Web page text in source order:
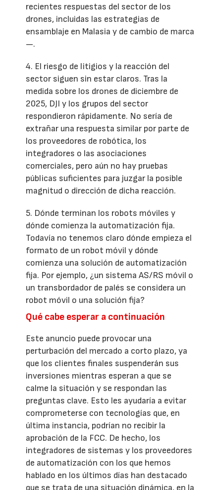
recientes respuestas del sector de los
drones, incluidas las estrategias de
ensamblaje en Malasia y de cambio de marca
—.
4. El riesgo de litigios y la reacción del
sector siguen sin estar claros. Tras la
medida sobre los drones de diciembre de
2025, DJI y los grupos del sector
respondieron rápidamente. No sería de
extrañar una respuesta similar por parte de
los proveedores de robótica, los
integradores o las asociaciones
comerciales, pero aún no hay pruebas
públicas suficientes para juzgar la posible
magnitud o dirección de dicha reacción.
5. Dónde terminan los robots móviles y
dónde comienza la automatización fija.
Todavía no tenemos claro dónde empieza el
formato de un robot móvil y dónde
comienza una solución de automatización
fija. Por ejemplo, ¿un sistema AS/RS móvil o
un transbordador de palés se considera un
robot móvil o una solución fija?
Qué cabe esperar a continuación
Este anuncio puede provocar una
perturbación del mercado a corto plazo, ya
que los clientes finales suspenderán sus
inversiones mientras esperan a que se
calme la situación y se respondan las
preguntas clave. Esto les ayudaría a evitar
comprometerse con tecnologías que, en
última instancia, podrían no recibir la
aprobación de la FCC. De hecho, los
integradores de sistemas y los proveedores
de automatización con los que hemos
hablado en los últimos días han destacado
que se trata de una situación dinámica, en la